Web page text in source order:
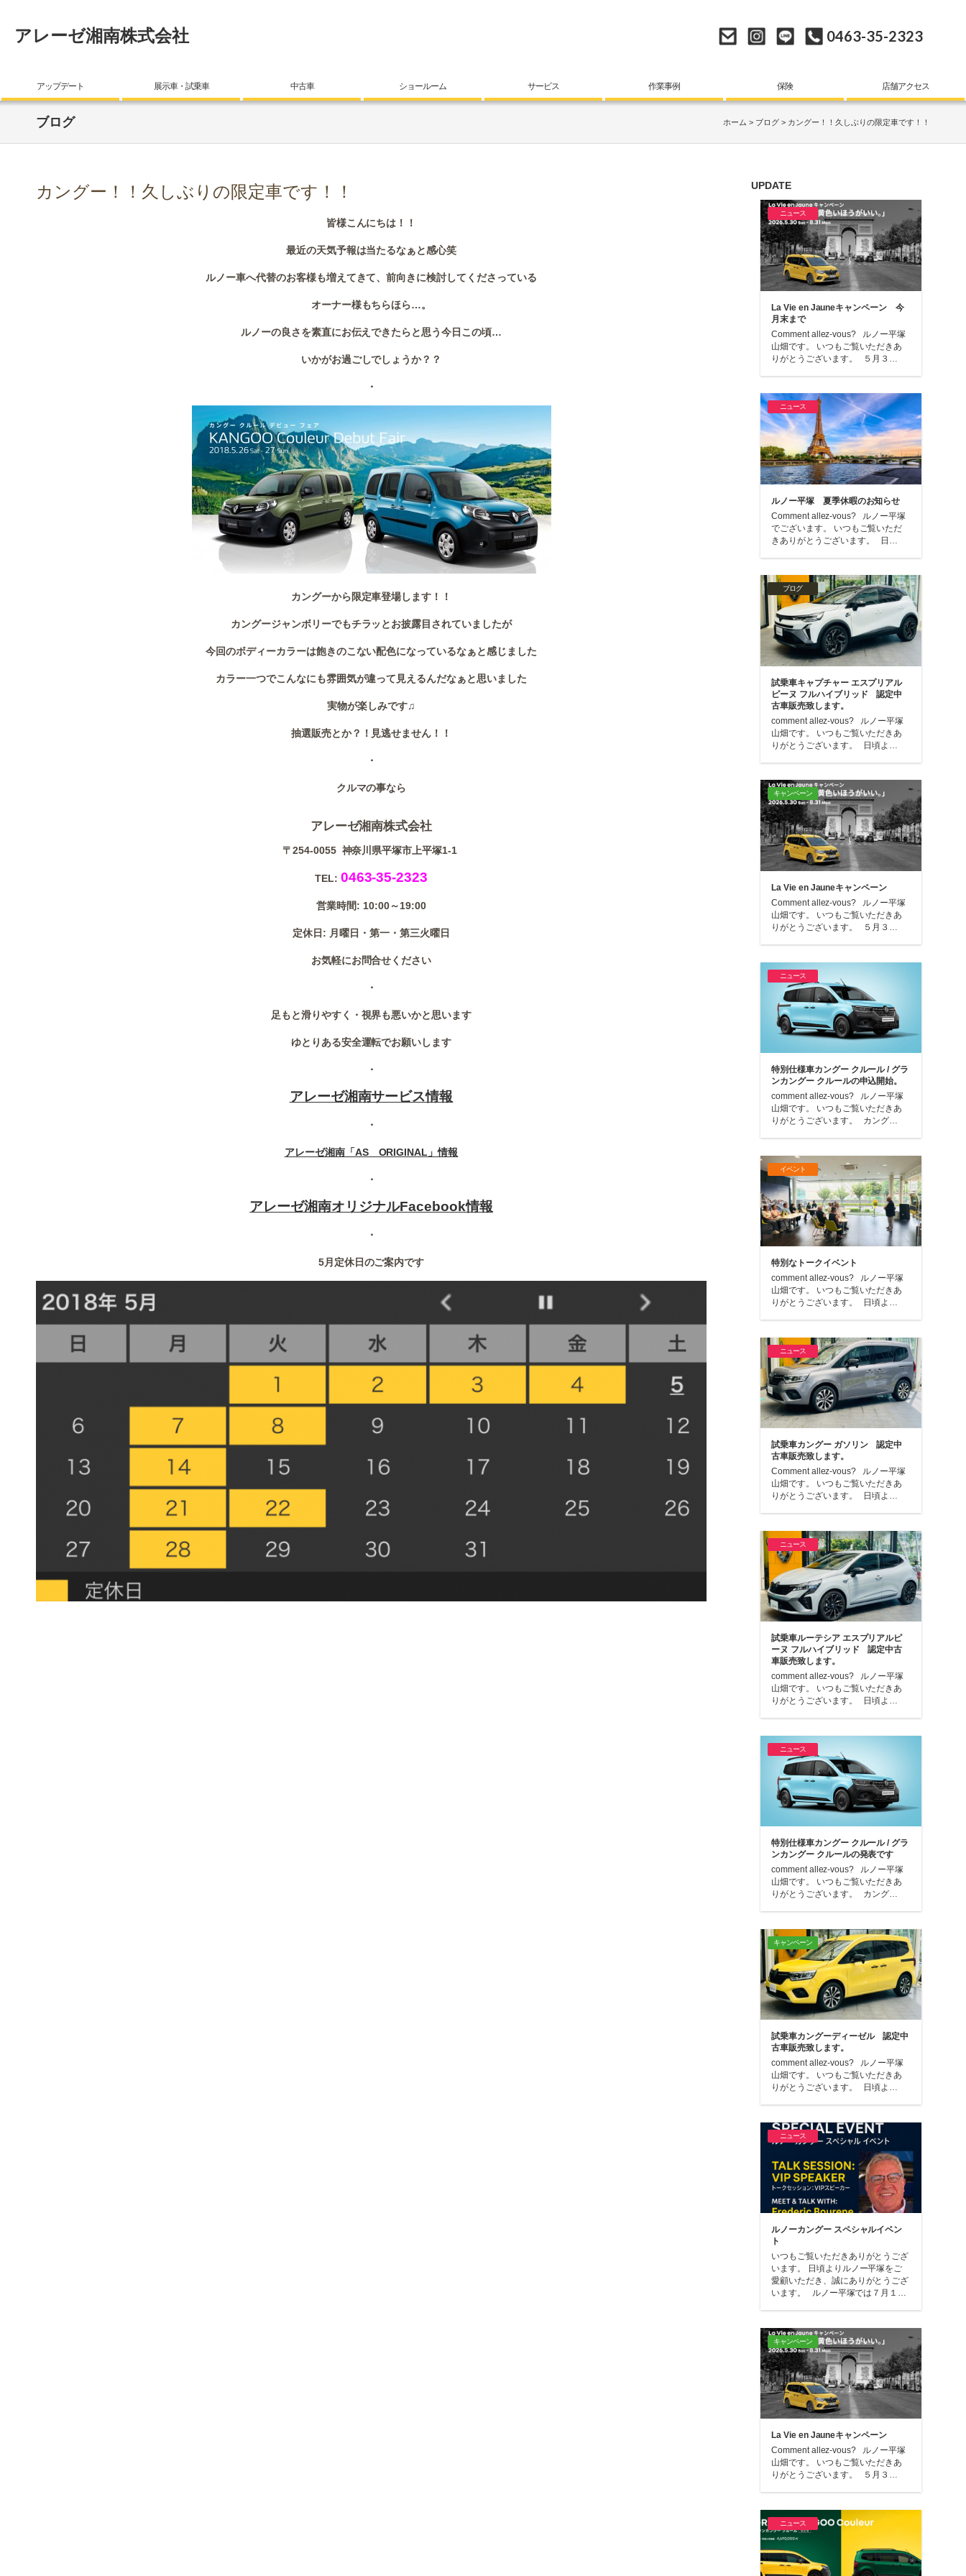
アレーゼ湘南株式会社 0463-35-2323
アップデート 展示車・試乗車 中古車 ショールーム サービス 作業事例 保険 店舗アクセス
ブログ ホーム ブログ カングー！！久しぶりの限定車です！！
カングー！！久しぶりの限定車です！！
皆様こんにちは！！
最近の天気予報は当たるなぁと感心笑
ルノー車へ代替のお客様も増えてきて、前向きに検討してくださっている
オーナー様もちらほら…。
ルノーの良さを素直にお伝えできたらと思う今日この頃…
いかがお過ごしでしょうか？？
・
カングーから限定車登場します！！
カングージャンボリーでもチラッとお披露目されていましたが
今回のボディーカラーは飽きのこない配色になっているなぁと感じました
カラー一つでこんなにも雰囲気が違って見えるんだなぁと思いました
実物が楽しみです♫
抽選販売とか？！見逃せません！！
・
クルマの事なら
アレーゼ湘南株式会社
〒254-0055 神奈川県平塚市上平塚1-1
TEL: 0463-35-2323
営業時間: 10:00～19:00
定休日: 月曜日・第一・第三火曜日
お気軽にお問合せください
・
足もと滑りやすく・視界も悪いかと思います
ゆとりある安全運転でお願いします
・
アレーゼ湘南サービス情報
・
アレーゼ湘南「AS ORIGINAL」情報
・
アレーゼ湘南オリジナルFacebook情報
・
5月定休日のご案内です
UPDATE
ニュース
La Vie en Jauneキャンペーン 今
月末まで
Comment allez-vous? ルノー平塚
山畑です。 いつもご覧いただきあ
りがとうございます。 ５月３…
ニュース
ルノー平塚 夏季休暇のお知らせ
Comment allez-vous? ルノー平塚
でございます。 いつもご覧いただ
きありがとうございます。 日…
ブログ
試乗車キャプチャー エスプリアル
ピーヌ フルハイブリッド 認定中
古車販売致します。
comment allez-vous? ルノー平塚
山畑です。 いつもご覧いただきあ
りがとうございます。 日頃よ…
キャンペーン
La Vie en Jauneキャンペーン
Comment allez-vous? ルノー平塚
山畑です。 いつもご覧いただきあ
りがとうございます。 ５月３…
ニュース
特別仕様車カングー クルール / グラ
ンカングー クルールの申込開始。
comment allez-vous? ルノー平塚
山畑です。 いつもご覧いただきあ
りがとうございます。 カング…
イベント
特別なトークイベント
comment allez-vous? ルノー平塚
山畑です。 いつもご覧いただきあ
りがとうございます。 日頃よ…
ニュース
試乗車カングー ガソリン 認定中
古車販売致します。
Comment allez-vous? ルノー平塚
山畑です。 いつもご覧いただきあ
りがとうございます。 日頃よ…
ニュース
試乗車ルーテシア エスプリアルピ
ーヌ フルハイブリッド 認定中古
車販売致します。
comment allez-vous? ルノー平塚
山畑です。 いつもご覧いただきあ
りがとうございます。 日頃よ…
ニュース
特別仕様車カングー クルール / グラ
ンカングー クルールの発表です
comment allez-vous? ルノー平塚
山畑です。 いつもご覧いただきあ
りがとうございます。 カング…
キャンペーン
試乗車カングーディーゼル 認定中
古車販売致します。
comment allez-vous? ルノー平塚
山畑です。 いつもご覧いただきあ
りがとうございます。 日頃よ…
ニュース
ルノーカングー スペシャルイベン
ト
いつもご覧いただきありがとうござ
います。 日頃よりルノー平塚をご
愛顧いただき、誠にありがとうござ
います。 ルノー平塚では７月１…
キャンペーン
La Vie en Jauneキャンペーン
Comment allez-vous? ルノー平塚
山畑です。 いつもご覧いただきあ
りがとうございます。 ５月３…
ニュース